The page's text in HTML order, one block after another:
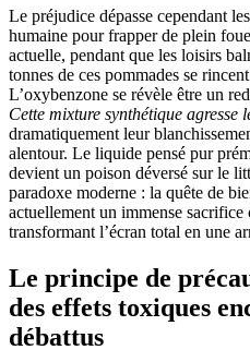
Le préjudice dépasse cependant
humaine pour frapper de plein
actuelle, pendant que les loisirs
tonnes de ces pommades se
L’oxybenzone se révèle être un
Cette mixture synthétique agresse
dramatiquement leur
alentour. Le liquide pensé pur
devient un poison déversé sur le
paradoxe moderne : la quête de
actuellement un immense sacrifice
transformant l’écran total en une
Le principe de
des effets toxiques
débattus